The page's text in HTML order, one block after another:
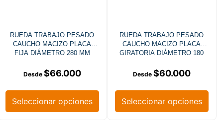
RUEDA TRABAJO PESADO
CAUCHO MACIZO PLACA
FIJA DIÁMETRO 280 MM
$66.000
Seleccionar opciones
RUEDA TRABAJO PESADO
CAUCHO MACIZO PLACA
GIRATORIA DIÁMETRO 180
$60.000
Seleccionar opciones